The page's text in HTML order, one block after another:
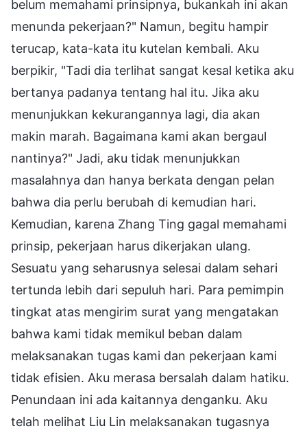
belum memahami prinsipnya, bukankah ini akan
menunda pekerjaan?" Namun, begitu hampir
terucap, kata-kata itu kutelan kembali. Aku
berpikir, "Tadi dia terlihat sangat kesal ketika aku
bertanya padanya tentang hal itu. Jika aku
menunjukkan kekurangannya lagi, dia akan
makin marah. Bagaimana kami akan bergaul
nantinya?" Jadi, aku tidak menunjukkan
masalahnya dan hanya berkata dengan pelan
bahwa dia perlu berubah di kemudian hari.
Kemudian, karena Zhang Ting gagal memahami
prinsip, pekerjaan harus dikerjakan ulang.
Sesuatu yang seharusnya selesai dalam sehari
tertunda lebih dari sepuluh hari. Para pemimpin
tingkat atas mengirim surat yang mengatakan
bahwa kami tidak memikul beban dalam
melaksanakan tugas kami dan pekerjaan kami
tidak efisien. Aku merasa bersalah dalam hatiku.
Penundaan ini ada kaitannya denganku. Aku
telah melihat Liu Lin melaksanakan tugasnya